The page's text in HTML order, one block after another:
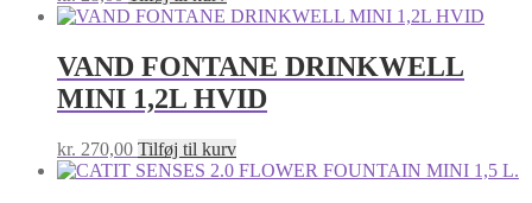
VAND FONTANE DRINKWELL
MINI 1,2L HVID
kr. 270,00 Tilføj til kurv